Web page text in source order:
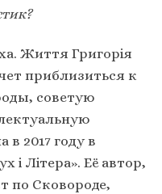
Життя Григорія
приблизиться к
советую
2017 году в
і Літера». Её автор,
по Сковороде,